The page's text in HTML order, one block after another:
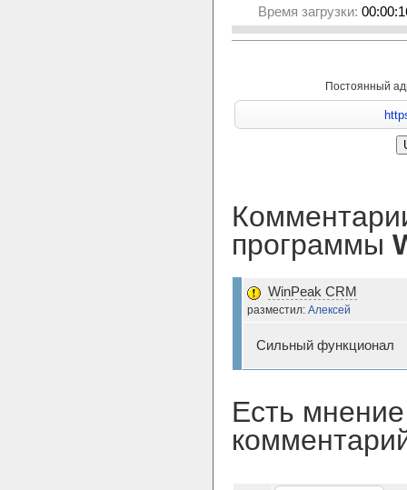
Время загрузки:
Постоянный
программы
WinPeak CRM
разместил: Алексей
Сильный функционал
Есть